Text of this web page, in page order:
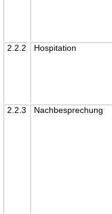
2.2.2 Hospitation
2.2.3
Nachbesprechung